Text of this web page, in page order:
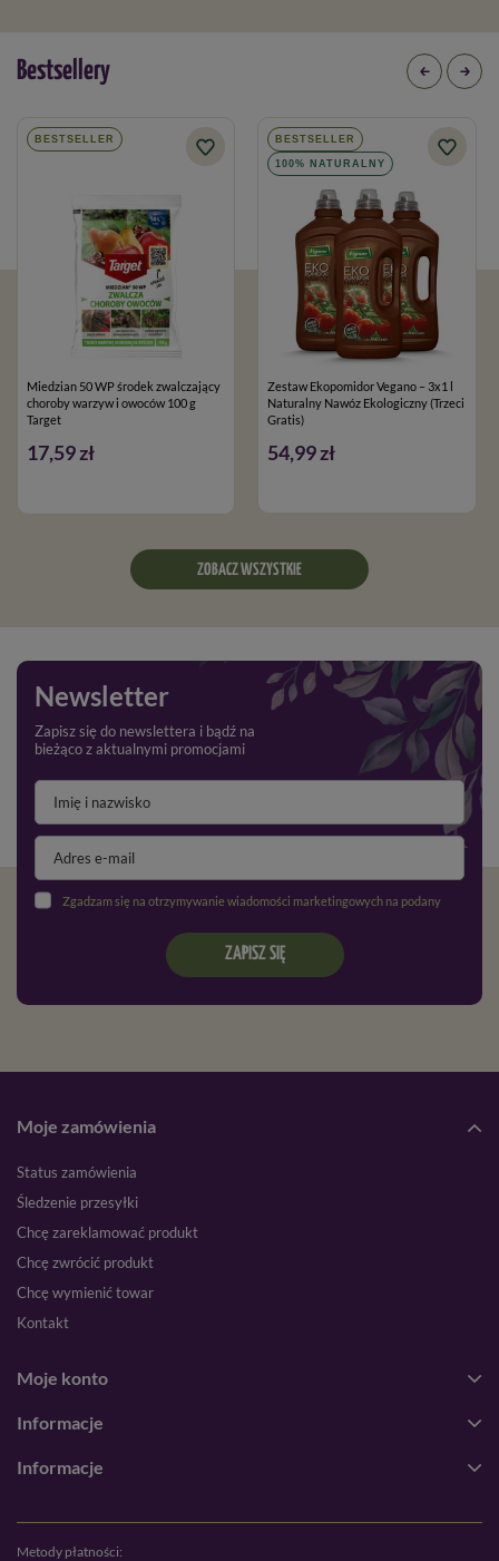
Bestsellery
BESTSELLER
Miedzian 50 WP środek zwalczający
choroby warzyw i owoców 100 g
Target
17,59 zł
BESTSELLER
100% NATURALNY
Zestaw Ekopomidor Vegano – 3x1 l
Naturalny Nawóz Ekologiczny (Trzeci
Gratis)
54,99 zł
ZOBACZ WSZYSTKIE
Newsletter
Zapisz się do newslettera i bądź na
bieżąco z aktualnymi promocjami
Zgadzam się na otrzymywanie wiadomości marketingowych na podany adres e-mail oraz przetwarzanie danych osobowych zgodnie z
ZAPISZ SIĘ
Moje zamówienia
Status zamówienia
Śledzenie przesyłki
Chcę zareklamować produkt
Chcę zwrócić produkt
Chcę wymienić towar
Kontakt
Moje konto
Informacje
Informacje
Metody płatności: